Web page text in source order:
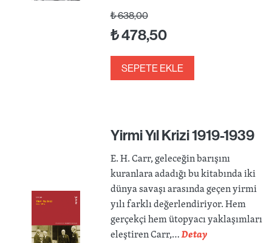
₺638,00
₺478,50
SEPETE EKLE
Yirmi Yıl Krizi 1919-1939
E. H. Carr, geleceğin barışını
kuranlara adadığı bu kitabında iki
dünya savaşı arasında geçen yirmi
yılı farklı değerlendiriyor. Hem
gerçekçi hem ütopyacı yaklaşımları
eleştiren Carr,…Detay